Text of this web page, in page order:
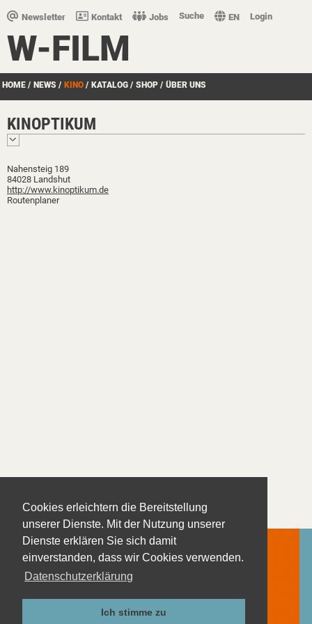
Cookies erleichtern die Bereitstellung
unserer Dienste. Mit der Nutzung unserer
Dienste erklären Sie sich damit
einverstanden, dass wir Cookies verwenden.
Datenschutzerklärung
Ich stimme zu
Newsletter Kontakt Jobs Suche EN Login
W-FILM
HOME / NEWS / KINO / KATALOG / SHOP / ÜBER UNS
KINOPTIKUM
Nahensteig 189
84028 Landshut
http://www.kinoptikum.de
Routenplaner